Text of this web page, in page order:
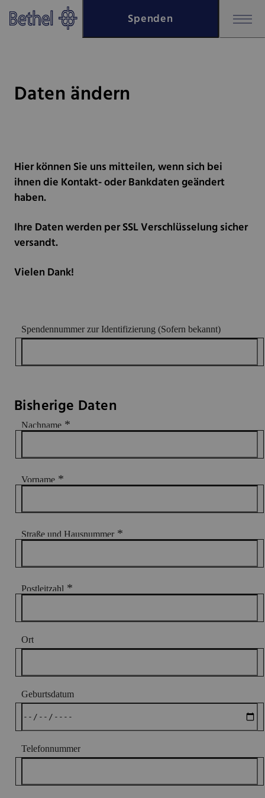
Zum Hauptinhalt springen
Zur Fußzeile springen
Spenden
Daten ändern
Hier können Sie uns mitteilen, wenn sich bei
ihnen die Kontakt- oder Bankdaten geändert
haben.
Ihre Daten werden per SSL Verschlüsselung sicher
versandt.
Vielen Dank!
Spendennummer zur Identifizierung (Sofern bekannt)
Bisherige Daten
Nachname *
Vorname *
Straße und Hausnummer *
Postleitzahl *
Ort
Geburtsdatum
Telefonnummer